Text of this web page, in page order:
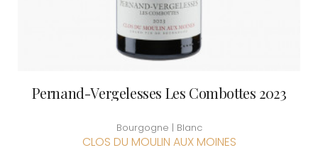
Pernand-Vergelesses Les Combottes 2023
Bourgogne | Blanc
CLOS DU MOULIN AUX MOINES